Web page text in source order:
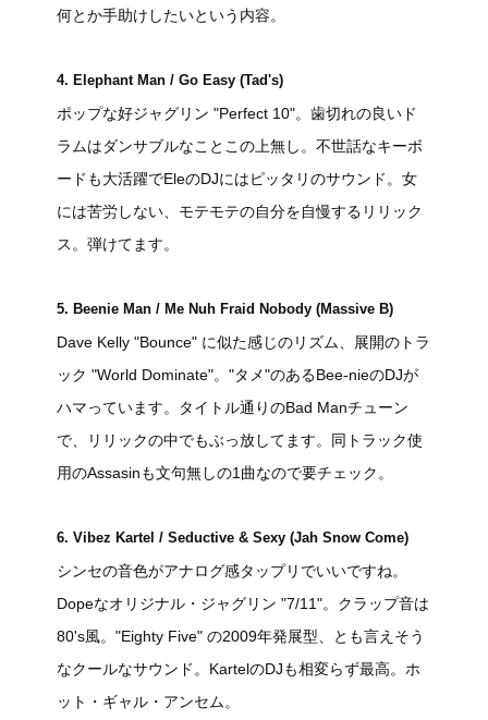
何とか手助けしたいという内容。
4. Elephant Man / Go Easy (Tad's)
ポップな好ジャグリン "Perfect 10"。歯切れの良いド
ラムはダンサブルなことこの上無し。不世話なキーボ
ードも大活躍でEleのDJにはピッタリのサウンド。女
には苦労しない、モテモテの自分を自慢するリリック
ス。弾けてます。
5. Beenie Man / Me Nuh Fraid Nobody (Massive B)
Dave Kelly "Bounce" に似た感じのリズム、展開のトラ
ック "World Dominate"。"タメ"のあるBee-nieのDJが
ハマっています。タイトル通りのBad Manチューン
で、リリックの中でもぶっ放してます。同トラック使
用のAssasinも文句無しの1曲なので要チェック。
6. Vibez Kartel / Seductive & Sexy (Jah Snow Come)
シンセの音色がアナログ感タップリでいいですね。
Dopeなオリジナル・ジャグリン "7/11"。クラップ音は
80's風。"Eighty Five" の2009年発展型、とも言えそう
なクールなサウンド。KartelのDJも相変らず最高。ホ
ット・ギャル・アンセム。